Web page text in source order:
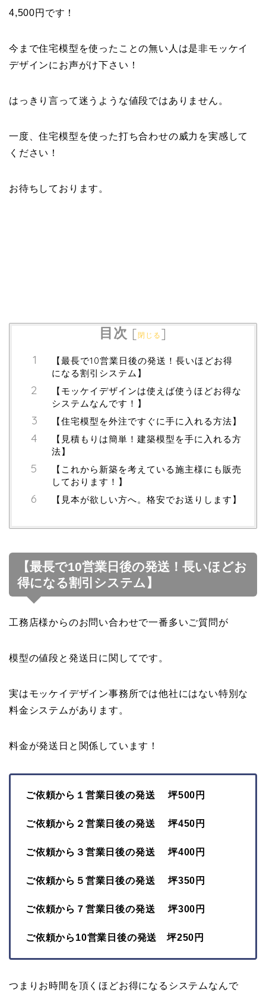
4,500円です！
今まで住宅模型を使ったことの無い人は是非モッケイ
デザインにお声がけ下さい！
はっきり言って迷うような値段ではありません。
一度、住宅模型を使った打ち合わせの威力を実感して
ください！
お待ちしております。
目次 [閉じる ]
【最長で10営業日後の発送！長いほどお得
になる割引システム】
【モッケイデザインは使えば使うほどお得な
システムなんです！】
【住宅模型を外注ですぐに手に入れる方法】
【見積もりは簡単！建築模型を手に入れる方
法】
【これから新築を考えている施主様にも販売
しております！】
【見本が欲しい方へ。格安でお送りします】
【最長で10営業日後の発送！長いほどお
得になる割引システム】
工務店様からのお問い合わせで一番多いご質問が
模型の値段と発送日に関してです。
実はモッケイデザイン事務所では他社にはない特別な
料金システムがあります。
料金が発送日と関係しています！
ご依頼から１営業日後の発送 坪500円
ご依頼から２営業日後の発送 坪450円
ご依頼から３営業日後の発送 坪400円
ご依頼から５営業日後の発送 坪350円
ご依頼から７営業日後の発送 坪300円
ご依頼から10営業日後の発送 坪250円
つまりお時間を頂くほどお得になるシステムなんで